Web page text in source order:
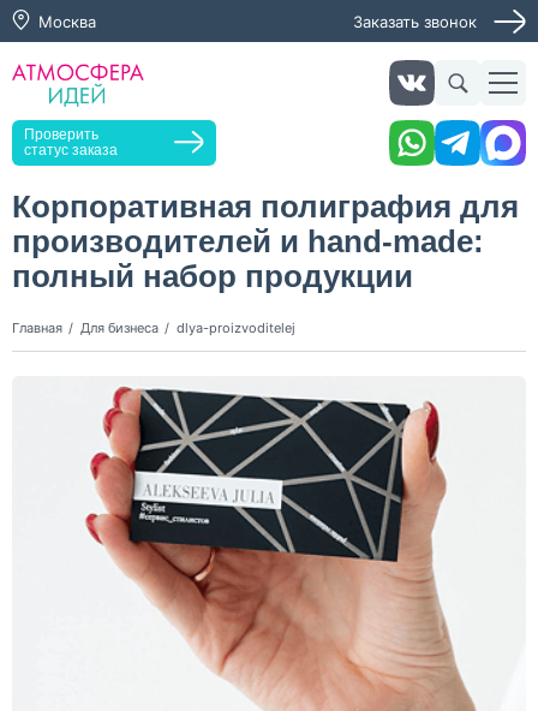
Москва Заказать звонок
Проверить
статус заказа
Корпоративная полиграфия для
производителей и hand-made:
полный набор продукции
Главная Для бизнеса dlya-proizvoditelej
Заказать звонок
Нажимая кнопку "Оставить заявку", я даю согласие на
обработку персональных данных и согласие с политикой
конфиденциальности
Нажимая на кнопку, я даю согласие на получение
информационных и рекламных рассылок
Оставить